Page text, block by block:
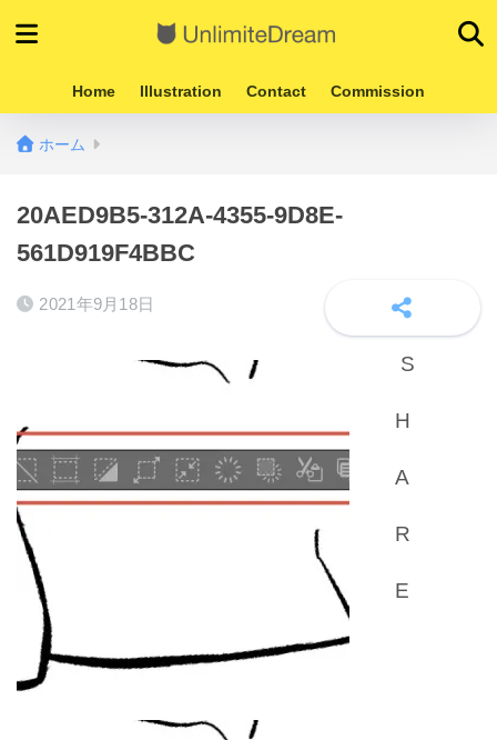
Home Illustration Contact Commission
ホーム
20AED9B5-312A-4355-9D8E-
561D919F4BBC
2021年9月18日